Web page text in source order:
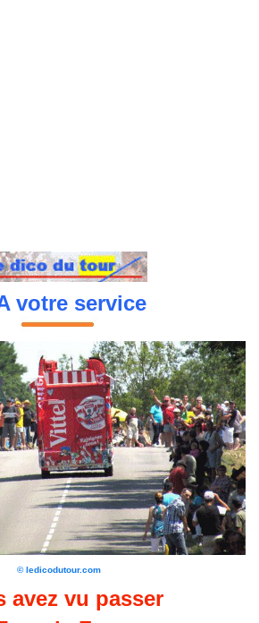
votre service
© ledicodutour.com
avez vu passer